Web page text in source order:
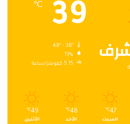
39
℃
13%
5.15 كيلومتر/ساعة
47
℃
السبت
48
℃
الأحد
49
℃
الأثنين